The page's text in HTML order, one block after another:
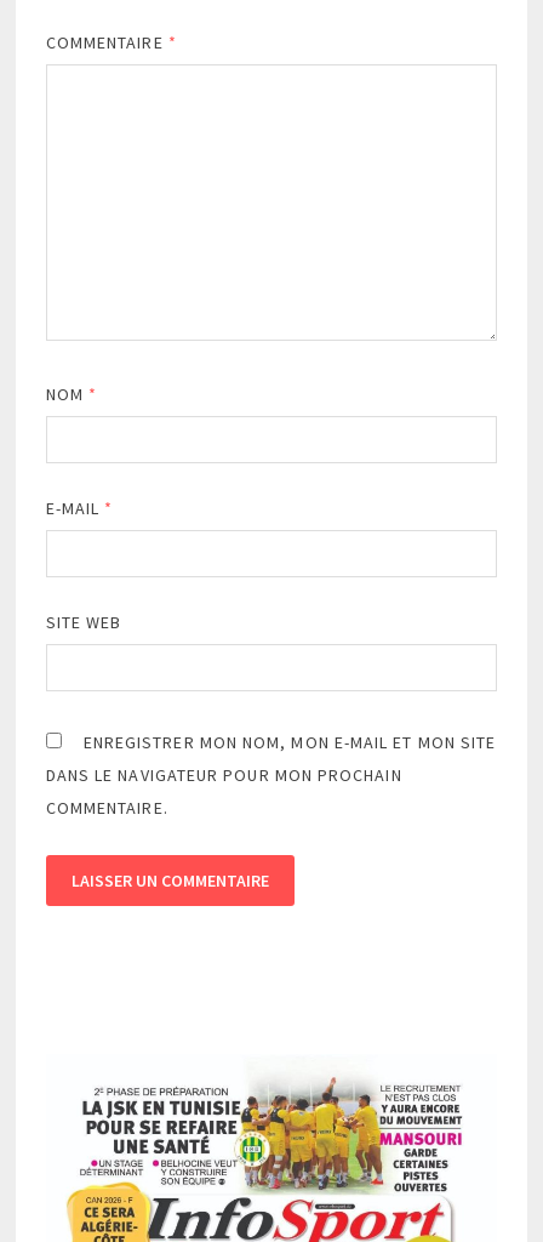
COMMENTAIRE *
NOM *
E-MAIL *
SITE WEB
ENREGISTRER MON NOM, MON E-MAIL ET MON SITE
DANS LE NAVIGATEUR POUR MON PROCHAIN
COMMENTAIRE.